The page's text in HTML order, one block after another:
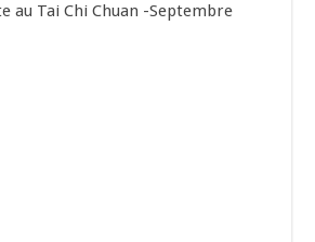
au Tai Chi Chuan -Septembre